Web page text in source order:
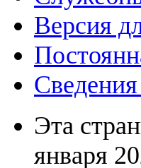
Версия
Эта
января